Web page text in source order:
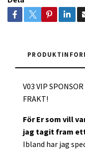
V03 VIP
FRAKT!
För Er som vill
jag tagit fram
Ibland har jag